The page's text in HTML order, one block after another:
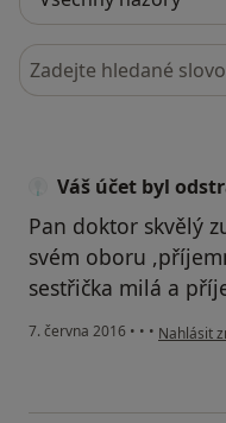
Hledejte v názorech
Váš účet byl
Pan doktor skvělý
svém oboru
sestřička milá a
7. června 2016 • • • podle
Nahlásit